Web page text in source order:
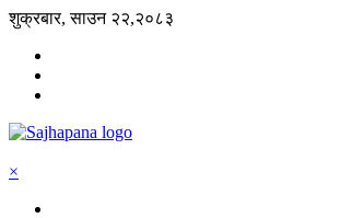
शुक्रबार, साउन २२,२०८३
×